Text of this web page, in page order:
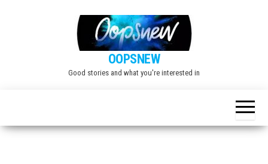
OOPSNEW
Good stories and what you're interested in